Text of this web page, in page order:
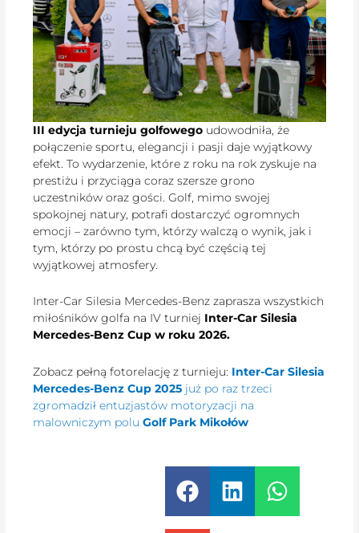
III edycja turnieju golfowego udowodniła, że
połączenie sportu, elegancji i pasji daje wyjątkowy
efekt. To wydarzenie, które z roku na rok zyskuje na
prestiżu i przyciąga coraz szersze grono
uczestników oraz gości. Golf, mimo swojej
spokojnej natury, potrafi dostarczyć ogromnych
emocji – zarówno tym, którzy walczą o wynik, jak i
tym, którzy po prostu chcą być częścią tej
wyjątkowej atmosfery.
Inter-Car Silesia Mercedes-Benz zaprasza wszystkich
miłośników golfa na IV turniej Inter-Car Silesia
Mercedes-Benz Cup w roku 2026.
Zobacz pełną fotorelację z turnieju: Inter-Car Silesia
Mercedes-Benz Cup 2025 już po raz trzeci
zgromadził entuzjastów motoryzacji na
malowniczym poluGolf Park Mikołów